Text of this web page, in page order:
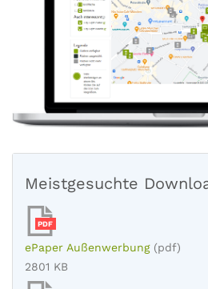
Meistgesuchte
PDF
ePaper Außenwerbung (pdf)
2801 KB